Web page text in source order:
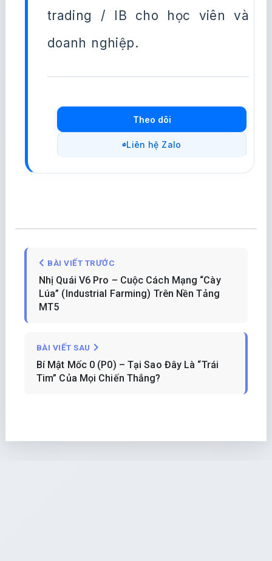
trading / IB cho học viên và
doanh nghiệp.
Theo dõi
Liên hệ Zalo
BÀI VIẾT TRƯỚC
Nhị Quái V6 Pro – Cuộc Cách Mạng “Cày
Lúa” (Industrial Farming) Trên Nền Tảng
MT5
BÀI VIẾT SAU
Bí Mật Mốc 0 (P0) – Tại Sao Đây Là “Trái
Tim” Của Mọi Chiến Thắng?